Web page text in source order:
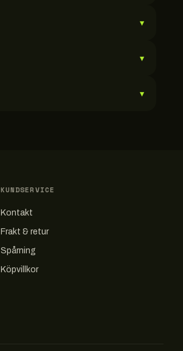
▾
▾
▾
KUNDSERVICE
Kontakt
Frakt & retur
Spårning
Köpvillkor